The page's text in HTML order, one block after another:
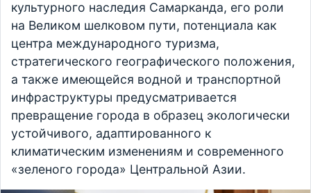
культурного наследия Самарканда, его роли
на Великом шелковом пути, потенциала как
центра международного туризма,
стратегического географического положения,
а также имеющейся водной и транспортной
инфраструктуры предусматривается
превращение города в образец экологически
устойчивого, адаптированного к
климатическим изменениям и современного
«зеленого города» Центральной Азии.